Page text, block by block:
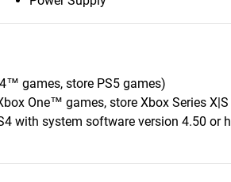
games, store PS5 games)
One™ games, store Xbox Series
with system software version 4.50 or